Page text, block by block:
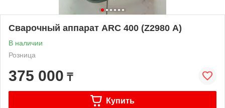
Сварочный аппарат ARC 400 (Z2980 А)
В наличии
Розница
375 000 ₸
Купить